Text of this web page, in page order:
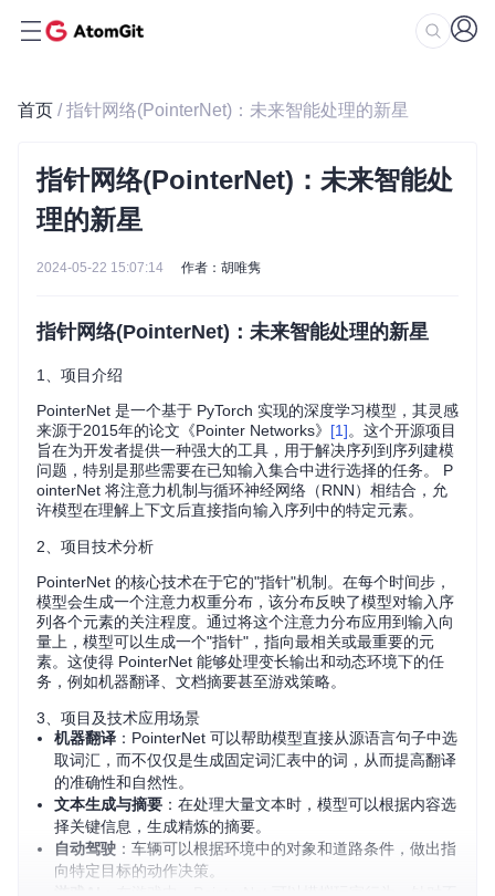
首页 / 指针网络(PointerNet)：未来智能处理的新星
指针网络(PointerNet)：未来智能处
理的新星
2024-05-22 15:07:14 作者：胡唯隽
指针网络(PointerNet)：未来智能处理的新星
1、项目介绍
PointerNet 是一个基于 PyTorch 实现的深度学习模型，其灵感
来源于2015年的论文《Pointer Networks》 [1]。这个开源项目
旨在为开发者提供一种强大的工具，用于解决序列到序列建模
问题，特别是那些需要在已知输入集合中进行选择的任务。 P
ointerNet 将注意力机制与循环神经网络（RNN）相结合，允
许模型在理解上下文后直接指向输入序列中的特定元素。
2、项目技术分析
PointerNet 的核心技术在于它的"指针"机制。在每个时间步，
模型会生成一个注意力权重分布，该分布反映了模型对输入序
列各个元素的关注程度。通过将这个注意力分布应用到输入向
量上，模型可以生成一个"指针"，指向最相关或最重要的元
素。这使得 PointerNet 能够处理变长输出和动态环境下的任
务，例如机器翻译、文档摘要甚至游戏策略。
3、项目及技术应用场景
机器翻译 ：PointerNet 可以帮助模型直接从源语言句子中选
取词汇，而不仅仅是生成固定词汇表中的词，从而提高翻译
的准确性和自然性。
文本生成与摘要 ：在处理大量文本时，模型可以根据内容选
择关键信息，生成精炼的摘要。
自动驾驶 ：车辆可以根据环境中的对象和道路条件，做出指
向特定目标的动作决策。